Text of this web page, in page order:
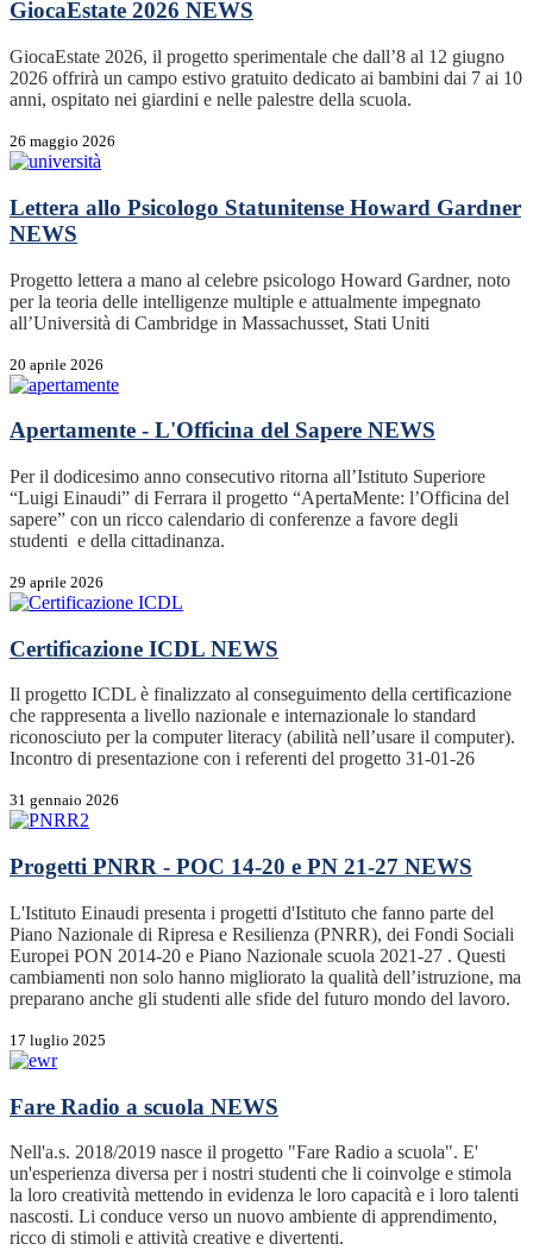
GiocaEstate 2026 NEWS
GiocaEstate 2026, il progetto sperimentale che dall’8 al 12 giugno
2026 offrirà un campo estivo gratuito dedicato ai bambini dai 7 ai 10
anni, ospitato nei giardini e nelle palestre della scuola.
26 maggio 2026
Lettera allo Psicologo Statunitense Howard Gardner
NEWS
Progetto lettera a mano al celebre psicologo Howard Gardner, noto
per la teoria delle intelligenze multiple e attualmente impegnato
all’Università di Cambridge in Massachusset, Stati Uniti
20 aprile 2026
Apertamente - L'Officina del Sapere NEWS
Per il dodicesimo anno consecutivo ritorna all’Istituto Superiore
“Luigi Einaudi” di Ferrara il progetto “ApertaMente: l’Officina del
sapere” con un ricco calendario di conferenze a favore degli
studenti e della cittadinanza.
29 aprile 2026
Certificazione ICDL NEWS
Il progetto ICDL è finalizzato al conseguimento della certificazione
che rappresenta a livello nazionale e internazionale lo standard
riconosciuto per la computer literacy (abilità nell’usare il computer).
Incontro di presentazione con i referenti del progetto 31-01-26
31 gennaio 2026
Progetti PNRR - POC 14-20 e PN 21-27 NEWS
L'Istituto Einaudi presenta i progetti d'Istituto che fanno parte del
Piano Nazionale di Ripresa e Resilienza (PNRR), dei Fondi Sociali
Europei PON 2014-20 e Piano Nazionale scuola 2021-27 . Questi
cambiamenti non solo hanno migliorato la qualità dell’istruzione, ma
preparano anche gli studenti alle sfide del futuro mondo del lavoro.
17 luglio 2025
Fare Radio a scuola NEWS
Nell'a.s. 2018/2019 nasce il progetto "Fare Radio a scuola". E'
un'esperienza diversa per i nostri studenti che li coinvolge e stimola
la loro creatività mettendo in evidenza le loro capacità e i loro talenti
nascosti. Li conduce verso un nuovo ambiente di apprendimento,
ricco di stimoli e attività creative e divertenti.